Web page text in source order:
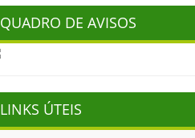
QUADRO DE AVISOS
LINKS ÚTEIS